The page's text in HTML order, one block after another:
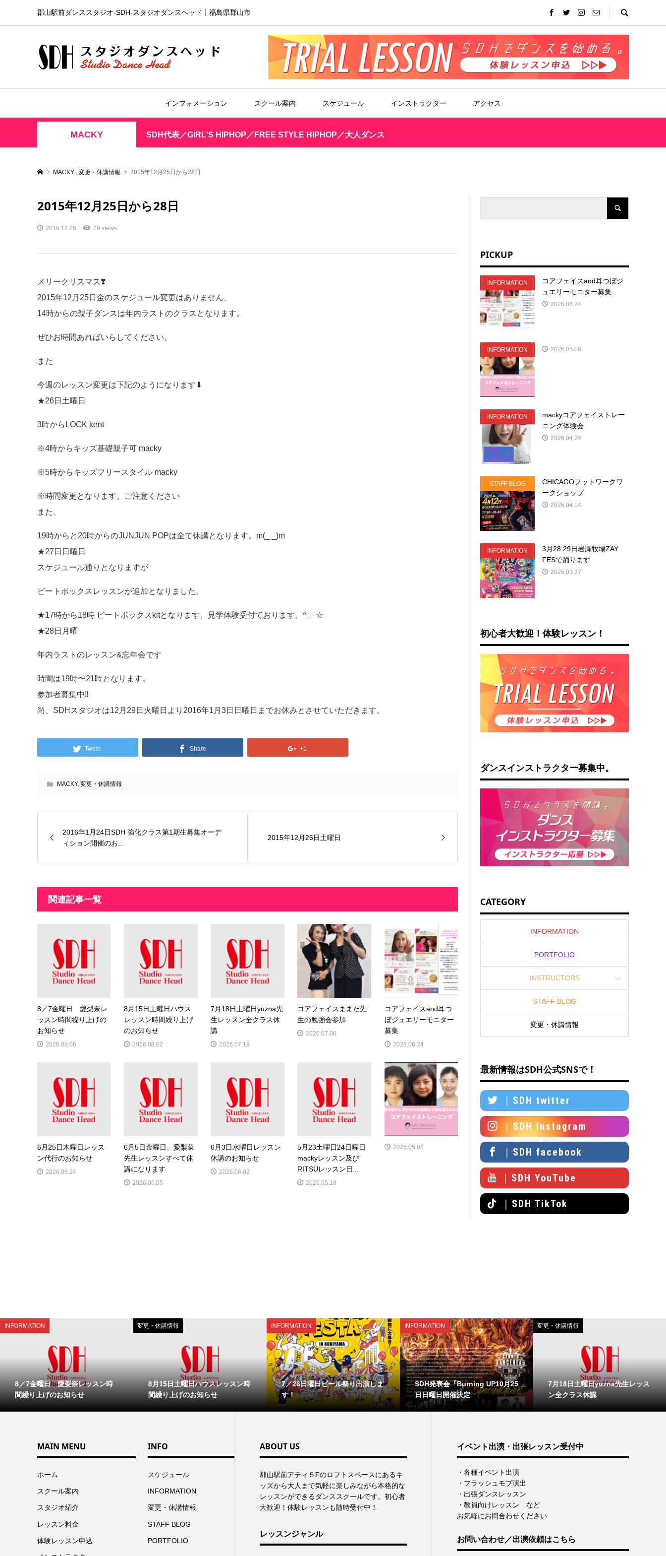
郡山駅前ダンススタジオ-SDH‐スタジオダンスヘッド┃福島県郡山市
インフォメーション スクール案内 スケジュール インストラクター アクセス
MACKY SDH代表／GIRL'S HIPHOP／FREE STYLE HIPHOP／大人ダンス
MACKY , 変更・休講情報 2015年12月25日から28日
2015年12月25日から28日
2015.12.25 29 views
メリークリスマス❣️
2015年12月25日金のスケジュール変更はありません、
14時からの親子ダンスは年内ラストのクラスとなります。
ぜひお時間あればいらしてください。
また
今週のレッスン変更は下記のようになります⬇︎
★26日土曜日
3時からLOCK kent
※4時からキッズ基礎親子可 macky
※5時からキッズフリースタイル macky
※時間変更となります。ご注意ください
また、
19時からと20時からのJUNJUN POPは全て休講となります。m(_ _)m
★27日日曜日
スケジュール通りとなりますが
ビートボックスレッスンが追加となりました。
★17時から18時 ビートボックスkitとなります、見学体験受付ております。^_−☆
★28日月曜
年内ラストのレッスン&忘年会です
時間は19時〜21時となります。
参加者募集中‼︎
尚、SDHスタジオは12月29日火曜日より2016年1月3日日曜日までお休みとさせていただきます。
Tweet Share +1
MACKY, 変更・休講情報
2016年1月24日SDH 強化クラス第1期生募集オーデ
ィション開催のお...
2015年12月26日土曜日
関連記事一覧
8／7金曜日 愛梨奈レ
ッスン時間繰り上げの
お知らせ
2026.08.06
8月15日土曜日ハウス
レッスン時間繰り上げ
のお知らせ
2026.08.02
7月18日土曜日yuzna先
生レッスン全クラス休
講
2026.07.18
コアフェイスままだ先
生の勉強会参加
2026.07.06
コアフェイスand耳つ
ぼジュエリーモニター
募集
2026.06.24
6月25日木曜日レッス
ン代行のお知らせ
2026.06.24
6月5日金曜日、愛梨菜
先生レッスンすべて休
講になります
2026.06.05
6月3日水曜日レッスン
休講のお知らせ
2026.06.02
5月23土曜日24日曜日
mackyレッスン及び
RITSUレッスン日...
2026.05.18
2026.05.08
PICKUP
INFORMATION
コアフェイスand耳つぼジ
ュエリーモニター募集
2026.06.24
INFORMATION 2026.05.08
INFORMATION
mackyコアフェイストレー
ニング体験会
2026.04.24
STAFF BLOG
CHICAGOフットワークワ
ークショップ
2026.04.14
INFORMATION
3月28 29日岩瀬牧場ZAY
FESで踊ります
2026.03.27
初心者大歓迎！体験レッスン！
ダンスインストラクター募集中。
CATEGORY
INFORMATION
PORTFOLIO
INSTRUCTORS
STAFF BLOG
変更・休講情報
最新情報はSDH公式SNSで！
｜SDH twitter
｜SDH Instagram
｜SDH facebook
｜SDH YouTube
｜SDH TikTok
INFORMATION
8／7金曜日 愛梨奈レッスン時
間繰り上げのお知らせ
変更・休講情報
8月15日土曜日ハウスレッスン時
間繰り上げのお知らせ
INFORMATION
7／26日曜日ビール祭り出演しま
す！
INFORMATION
SDH発表会『Burning UP10月25
日日曜日開催決定
変更・休講情報
7月18日土曜日yuzna先生レッス
ン全クラス休講
MAIN MENU
ホーム
スクール案内
スタジオ紹介
レッスン料金
体験レッスン申込
INFO
スケジュール
INFORMATION
変更・休講情報
STAFF BLOG
PORTFOLIO
ABOUT US
郡⼭駅前アティ５Fのロフトスペースにあるキ
ッズから⼤⼈まで気軽に楽しみながら本格的な
レッスンができるダンススクールです。初心者
大歓迎！体験レッスンも随時受付中！
レッスンジャンル
イベント出演・出張レッスン受付中
・各種イベント出演
・フラッシュモブ演出
・出張ダンスレッスン
・教員向けレッスン など
お気軽にお問合わせください
お問い合わせ／出演依頼はこちら